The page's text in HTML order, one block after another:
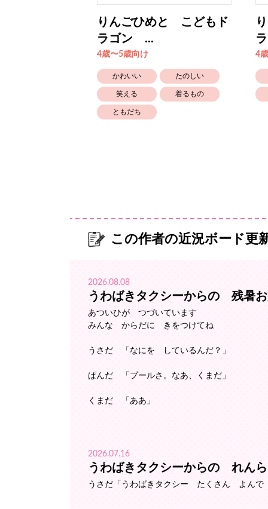
りんごひめと こどもド
ラゴン ...
4歳〜5歳向け
かわいい たのしい
笑える 着るもの
ともだち
4
この作者の近況ボード更
2026.08.08
うわばきタクシーからの 残暑
あついひが つづいています
みんな からだに きをつけてね
うさだ 「なにを しているんだ？」
ぱんだ 「プールさ。なあ、くまだ」
くまだ 「ああ」
2026.07.16
うわばきタクシーからの れん
うさだ「うわばきタクシー たくさん よん